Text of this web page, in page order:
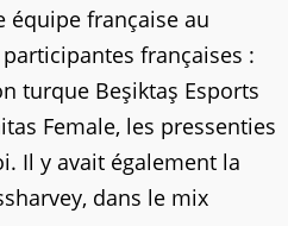
équipe française au
françaises :
turque Beşiktaş Esports
Female, les pressenties
Il y avait également la
dans le mix